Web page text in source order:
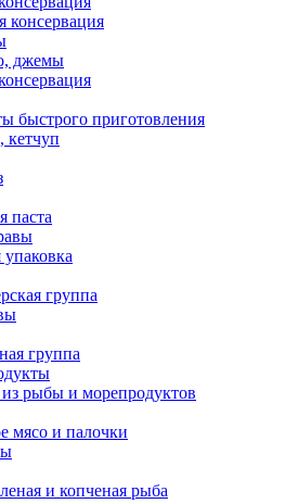
консервация
джемы
быстрого приготовления
кетчуп
паста
группа
группа
из рыбы и морепродуктов
мясо и палочки
и копченая рыба